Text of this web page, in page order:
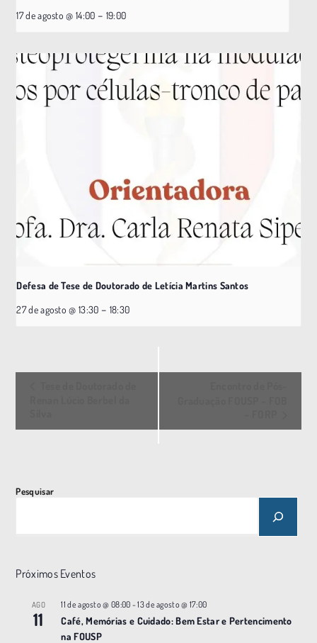
17 de agosto @ 14:00 – 19:00
Defesa de Tese de Doutorado de Letícia Martins Santos
27 de agosto @ 13:30 – 18:30
N
g
Pesquisar
Próximos Eventos
AGO
11
11 de agosto @ 08:00 -13 de agosto @ 17:00
Café, Memórias e Cuidado: Bem Estar e Pertencimento
na FOUSP